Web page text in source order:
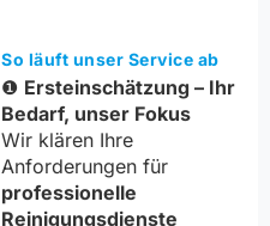
So läuft unser Service ab
❶ Ersteinschätzung – Ihr
Bedarf, unser Fokus
Wir klären Ihre
Anforderungen für
professionelle
Reinigungsdienste